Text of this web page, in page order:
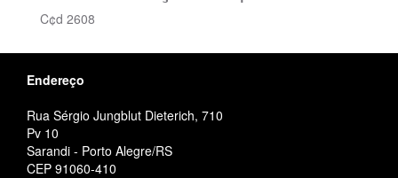
C¢d 2608
Endereço
Rua Sérgio Jungblut Dieterich, 710
Pv 10
Sarandi - Porto Alegre/RS
CEP 91060-410